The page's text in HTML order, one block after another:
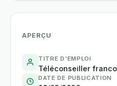
APERÇU
TITRE D'EMPLOI
Téléconseiller
DATE DE PUBLICATION